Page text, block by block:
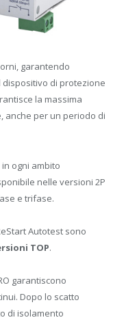
garantendo
dispositivo di protezione
la massima
anche per un periodo di
ogni ambito
nelle versioni 2P
e trifase.
Autotest sono
TOP.
garantiscono
Dopo lo scatto
di isolamento